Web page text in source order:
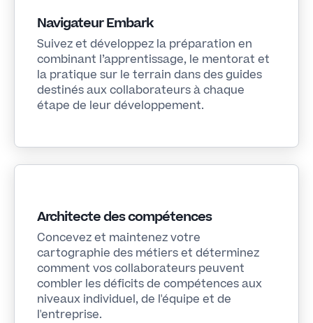
Navigateur Embark
Suivez et développez la préparation en
combinant l’apprentissage, le mentorat et
la pratique sur le terrain dans des guides
destinés aux collaborateurs à chaque
étape de leur développement.
Architecte des compétences
Concevez et maintenez votre
cartographie des métiers et déterminez
comment vos collaborateurs peuvent
combler les déficits de compétences aux
niveaux individuel, de l'équipe et de
l'entreprise.